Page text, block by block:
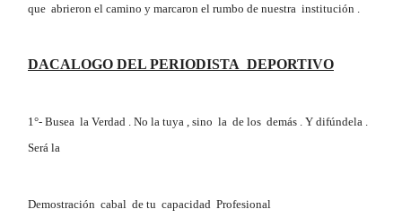
que abrieron el camino y marcaron el rumbo de nuestra institución .
DACALOGO DEL PERIODISTA DEPORTIVO
1°- Busea la Verdad . No la tuya , sino la de los demás . Y difúndela .
Será la
Demostración cabal de tu capacidad Profesional